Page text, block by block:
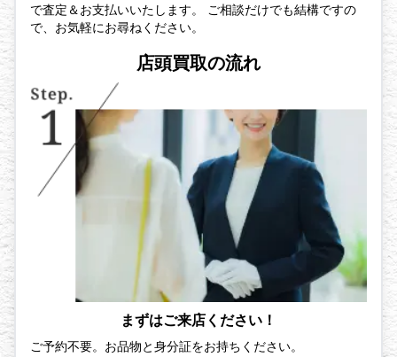
で査定＆お支払いいたします。 ご相談だけでも結構ですの
で、お気軽にお尋ねください。
店頭買取の流れ
まずはご来店ください！
ご予約不要。お品物と身分証をお持ちください。